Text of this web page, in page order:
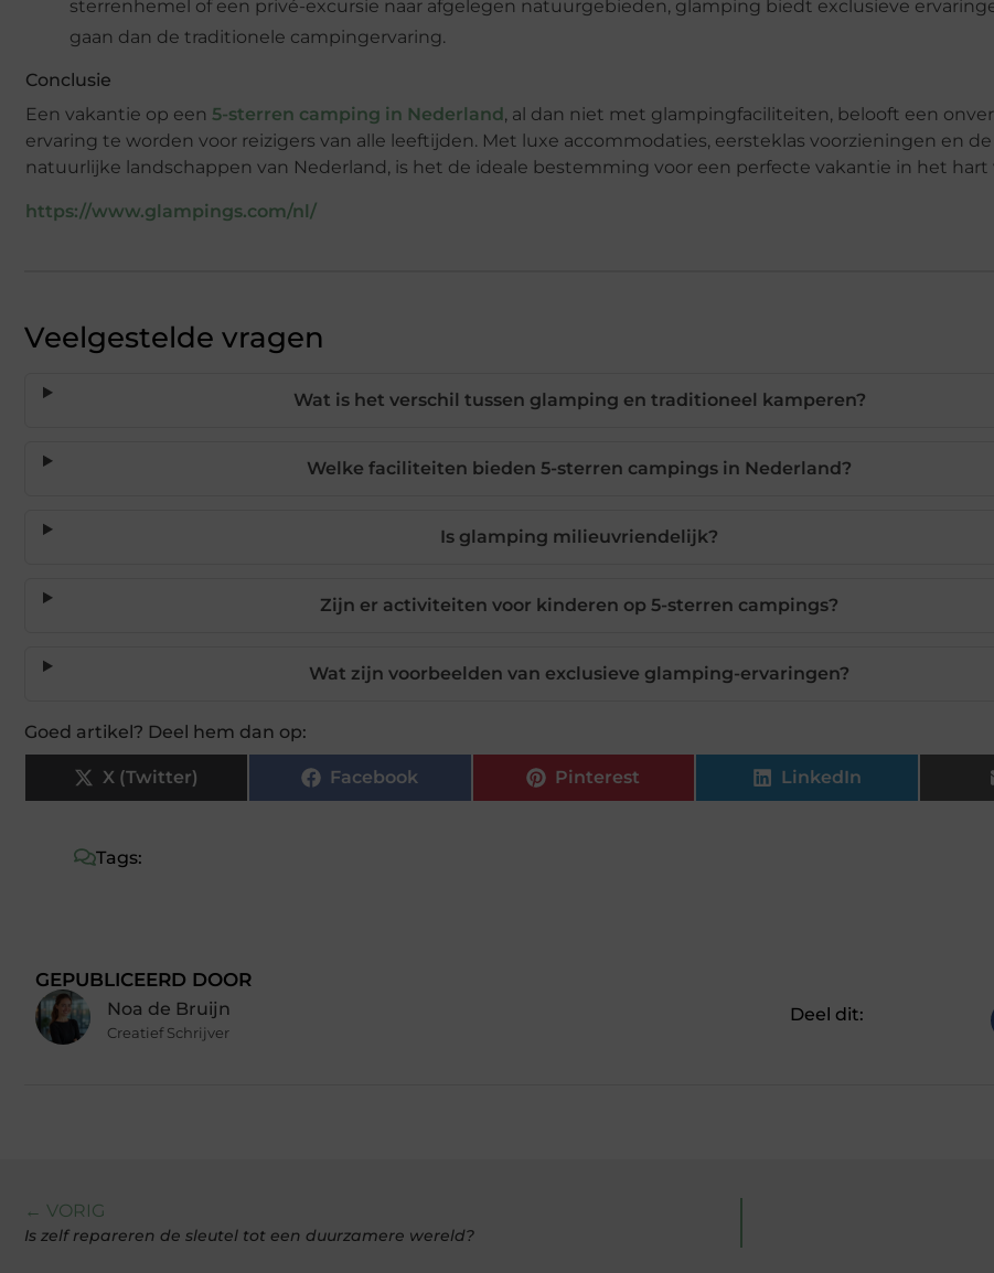
sterrenhemel of een privé-excursie naar afgelegen natuurgebieden, glamping biedt exclusieve
gaan dan de traditionele campingervaring.
Conclusie
Een vakantie op een 5-sterren camping in Nederland, al dan niet met glampingfaciliteiten, belooft een
ervaring te worden voor reizigers van alle leeftijden. Met luxe accommodaties, eersteklas voorzieningen en
natuurlijke landschappen van Nederland, is het de ideale bestemming voor een perfecte vakantie in het hart
https://www.glampings.com/nl/
Veelgestelde vragen
Wat is het verschil tussen glamping en traditioneel kamperen?
Welke faciliteiten bieden 5-sterren campings in Nederland?
Is glamping milieuvriendelijk?
Zijn er activiteiten voor kinderen op 5-sterren campings?
Wat zijn voorbeelden van exclusieve glamping-ervaringen?
Goed artikel? Deel hem dan op:
X (Twitter) Facebook Pinterest LinkedIn
Tags:
GEPUBLICEERD DOOR
Noa de Bruijn
Creatief Schrijver
Deel dit:
← VORIG
Is zelf repareren de sleutel tot een duurzamere wereld?